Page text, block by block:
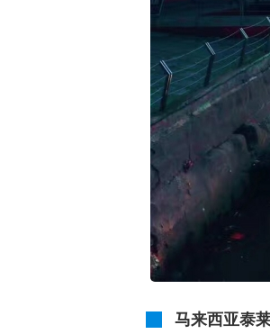
马来西亚泰